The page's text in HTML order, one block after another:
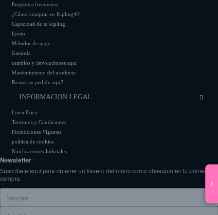
‹
Preguntas frecuentes
¿Cómo comprar en Kipling®?
Capacidad de tu kipling
Envío
Métodos de pago
Garantía
cambios y devoluciones aquí
Mantenimiento del producto
Rastrea tu pedido aquí!
INFORMACION LEGAL
Linea Etica
Terminos y Condiciones
Promociones Vigentes
política de cookies
Notificaciones Judiciales
Newsletter
Suscríbete aquí para obtener un llavero del mono como obsequio en tu primera
compra